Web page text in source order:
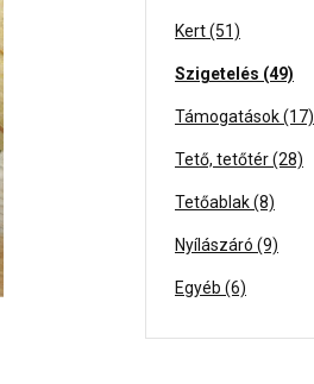
Kert (51)
Szigetelés (49)
Támogatások (17)
Tető, tetőtér (28)
Tetőablak (8)
Nyílászáró (9)
Egyéb (6)